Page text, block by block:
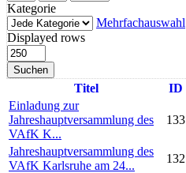
Kategorie
Mehrfachauswahl
Displayed rows
Suchen
Titel ID
Einladung zur
Jahreshauptversammlung des
VAfK K...
133
Jahreshauptversammlung des
VAfK Karlsruhe am 24...
132